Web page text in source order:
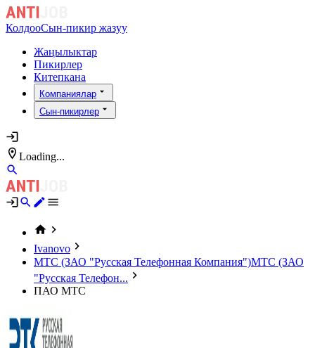
КолдооСын-пикир жазуу
Жаңылыктар
Пикирлер
Китепкана
Компаниялар
Сын-пикирлер
Loading...
Ivanovo
МТС (ЗАО "Русская Телефонная Компания")МТС (ЗАО
"Русская Телефон...
ПАО МТС